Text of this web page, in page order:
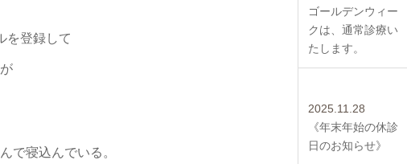
を登録して
で寝込んでいる。
ゴールデンウィー
クは、通常診療い
たします。
2025.11.28
《年末年始の休診
日のお知らせ》